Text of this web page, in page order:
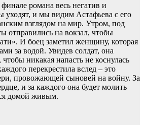
романа весь негатив и
уходят, и мы видим Астафьева с его
взглядом на мир. Утром, под
отправились на вокзал, чтобы
И боец заметил женщину, которая
за водой. Увидев солдат, она
никакая напасть не коснулась
перекрестила вслед – это
провожающей сыновей на войну. За
и за каждого она будет молить
домой живым.